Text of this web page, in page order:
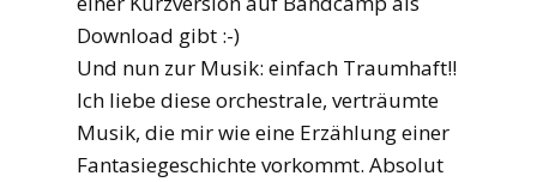
Download gibt :-)
Und nun zur Musik: einfach Traumhaft!!
Ich liebe diese orchestrale, verträumte
Musik, die mir wie eine Erzählung einer
Fantasiegeschichte vorkommt. Absolut